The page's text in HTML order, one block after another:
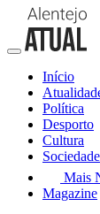
Início
Política
Desporto
Cultura
Sociedade
Mais
Magazine